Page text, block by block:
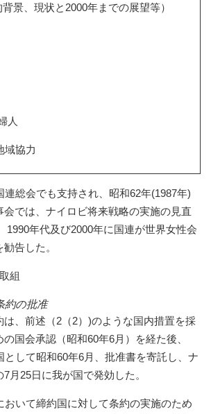
景、現状と2000年までの展望等）
人
協力
連総会でも支持され、昭和62年(1987年)
では、ナイロビ将来戦略の実施の見直
1990年代及び2000年に国連が世界女性会
告した。
組
約の批准
は、前述（2（2）)のような国内措置を採
国会承認（昭和60年6月）を経た後、
として昭和60年6月、批准書を寄託し、ナ
月25日に我が国で発効した。
おいて締約国に対して条約の実施のため